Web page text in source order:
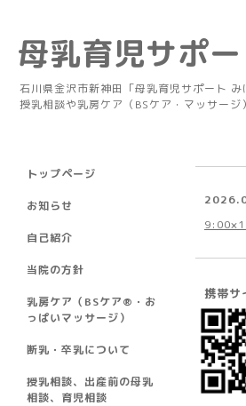
母乳育児サポ
石川県金沢市新神田「母乳育児サポート
授乳相談や乳房ケア（BSケア・マッサー
トップページ
お知らせ
自己紹介
当院の方針
乳房ケア（BSケア®︎・お
っぱいマッサージ）
断乳・卒乳について
授乳相談、出産前の母乳
相談、育児相談
携帯サ